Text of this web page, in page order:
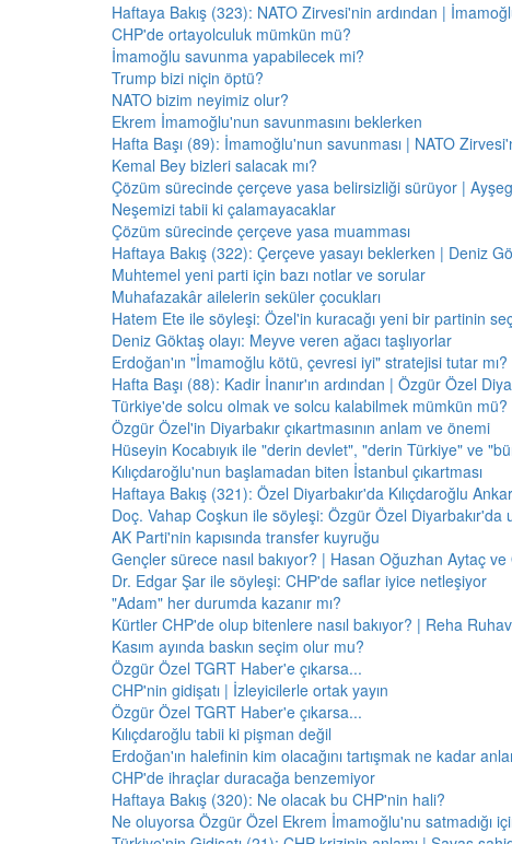
Haftaya Bakış (323): NATO Zirvesi'nin ardından |
CHP'de ortayolculuk mümkün mü?
İmamoğlu savunma yapabilecek mi?
Trump bizi niçin öptü?
NATO bizim neyimiz olur?
Ekrem İmamoğlu'nun savunmasını beklerken
Hafta Başı (89): İmamoğlu'nun savunması | NATO
Kemal Bey bizleri salacak mı?
Çözüm sürecinde çerçeve yasa belirsizliği sürüyor |
Neşemizi tabii ki çalamayacaklar
Çözüm sürecinde çerçeve yasa muamması
Haftaya Bakış (322): Çerçeve yasayı beklerken | Deniz
Muhtemel yeni parti için bazı notlar ve sorular
Muhafazakâr ailelerin seküler çocukları
Hatem Ete ile söyleşi: Özel'in kuracağı yeni bir partinin
Deniz Göktaş olayı: Meyve veren ağacı taşlıyorlar
Erdoğan'ın "İmamoğlu kötü, çevresi iyi" stratejisi tutar mı?
Hafta Başı (88): Kadir İnanır'ın ardından | Özgür Özel
Türkiye'de solcu olmak ve solcu kalabilmek mümkün mü?
Özgür Özel'in Diyarbakır çıkartmasının anlam ve önemi
Hüseyin Kocabıyık ile "derin devlet", "derin Türkiye" ve
Kılıçdaroğlu'nun başlamadan biten İstanbul çıkartması
Haftaya Bakış (321): Özel Diyarbakır'da Kılıçdaroğlu
Doç. Vahap Coşkun ile söyleşi: Özgür Özel Diyarbakır'da
AK Parti'nin kapısında transfer kuyruğu
Gençler sürece nasıl bakıyor? | Hasan Oğuzhan Aytaç
Dr. Edgar Şar ile söyleşi: CHP'de saflar iyice netleşiyor
"Adam" her durumda kazanır mı?
Kürtler CHP'de olup bitenlere nasıl bakıyor? | Reha
Kasım ayında baskın seçim olur mu?
Özgür Özel TGRT Haber'e çıkarsa...
CHP'nin gidişatı | İzleyicilerle ortak yayın
Özgür Özel TGRT Haber'e çıkarsa...
Kılıçdaroğlu tabii ki pişman değil
Erdoğan'ın halefinin kim olacağını tartışmak ne kadar
CHP'de ihraçlar duracağa benzemiyor
Haftaya Bakış (320): Ne olacak bu CHP'nin hali?
Ne oluyorsa Özgür Özel Ekrem İmamoğlu'nu satmadığı